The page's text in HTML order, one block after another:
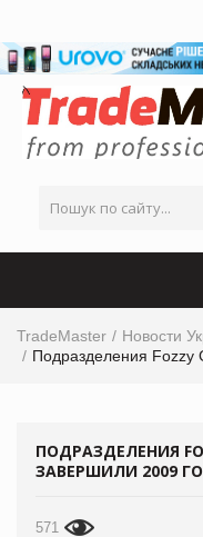
TradeMaster
Новости
Подразделения Fozzy
ПОДРАЗДЕЛЕНИЯ
ЗАВЕРШИЛИ 2009
571